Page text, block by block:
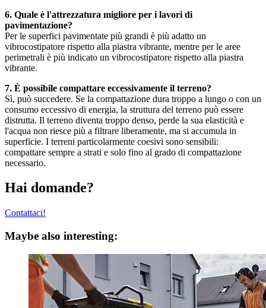
6. Quale è l'attrezzatura migliore per i lavori di
pavimentazione?
Per le superfici pavimentate più grandi è più adatto un
vibrocostipatore rispetto alla piastra vibrante, mentre per le aree
perimetrali è più indicato un vibrocostipatore rispetto alla piastra
vibrante.
7. È possibile compattare eccessivamente il terreno?
Sì, può succedere. Se la compattazione dura troppo a lungo o con un
consumo eccessivo di energia, la struttura del terreno può essere
distrutta. Il terreno diventa troppo denso, perde la sua elasticità e
l'acqua non riesce più a filtrare liberamente, ma si accumula in
superficie. I terreni particolarmente coesivi sono sensibili:
compattare sempre a strati e solo fino al grado di compattazione
necessario.
Hai domande?
Contattaci!
Maybe also interesting: